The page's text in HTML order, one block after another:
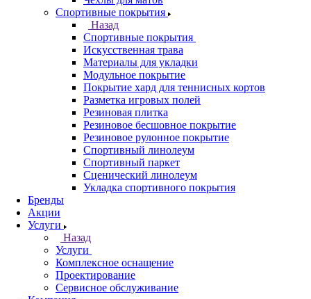
Спортивные покрытия
Назад
Спортивные покрытия
Искусственная трава
Материалы для укладки
Модульное покрытие
Покрытие хард для теннисных кортов
Разметка игровых полей
Резиновая плитка
Резиновое бесшовное покрытие
Резиновое рулонное покрытие
Спортивный линолеум
Спортивный паркет
Сценический линолеум
Укладка спортивного покрытия
Бренды
Акции
Услуги
Назад
Услуги
Комплексное оснащение
Проектирование
Сервисное обслуживание